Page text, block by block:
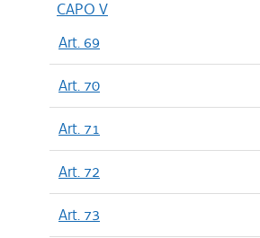
CAPO V
Art. 69
Art. 70
Art. 71
Art. 72
Art. 73